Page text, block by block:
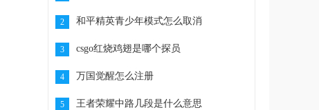
2 和平精英青少年模式怎么取消
3 csgo红烧鸡翅是哪个探员
4 万国觉醒怎么注册
5 王者荣耀中路几段是什么意思